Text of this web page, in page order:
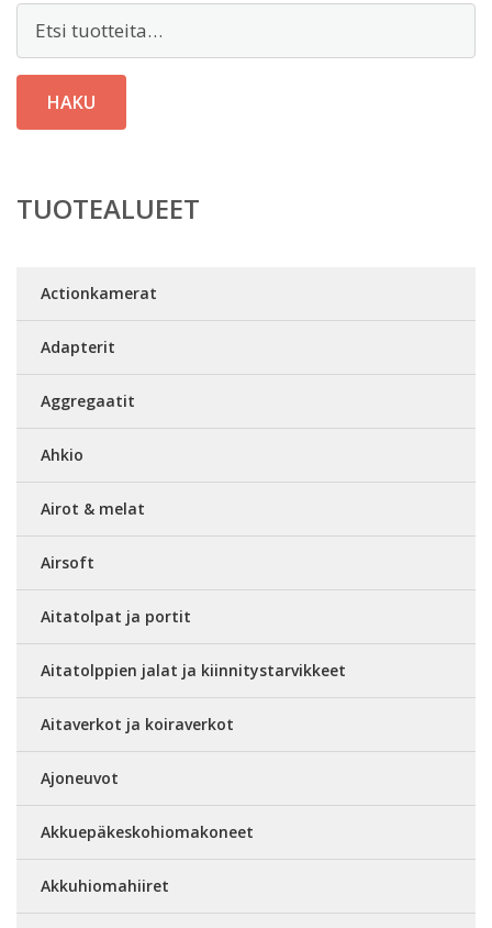
Etsi:
HAKU
TUOTEALUEET
Actionkamerat
Adapterit
Aggregaatit
Ahkio
Airot & melat
Airsoft
Aitatolpat ja portit
Aitatolppien jalat ja kiinnitystarvikkeet
Aitaverkot ja koiraverkot
Ajoneuvot
Akkuepäkeskohiomakoneet
Akkuhiomahiiret